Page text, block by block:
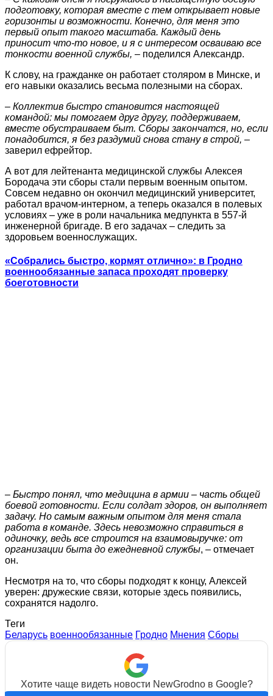
подготовку, которая вместе с тем открывает новые
горизонты и возможности. Конечно, для меня это
первый опыт такого масштаба. Каждый день
приносит что-то новое, и я с интересом осваиваю все
тонкости военной службы, – поделился Александр.
К слову, на гражданке он работает столяром в Минске, и
его навыки оказались весьма полезными на сборах.
– Коллектив быстро становится настоящей
командой: мы помогаем друг другу, поддерживаем,
вместе обустраиваем быт. Сборы закончатся, но, если
понадобится, я без раздумий снова стану в строй, –
заверил ефрейтор.
А вот для лейтенанта медицинской службы Алексея
Бородача эти сборы стали первым военным опытом.
Совсем недавно он окончил медицинский университет,
работал врачом-интерном, а теперь оказался в полевых
условиях – уже в роли начальника медпункта в 557-й
инженерной бригаде. В его задачах – следить за
здоровьем военнослужащих.
«Собрались быстро, кормят отлично»: в Гродно
военнообязанные запаса проходят проверку
боеготовности
– Быстро понял, что медицина в армии – часть общей
боевой готовности. Если солдат здоров, он выполняет
задачу. Но самым важным опытом для меня стала
работа в команде. Здесь невозможно справиться в
одиночку, ведь все строится на взаимовыручке: от
организации быта до ежедневной службы, – отмечает
он.
Несмотря на то, что сборы подходят к концу, Алексей
уверен: дружеские связи, которые здесь появились,
сохранятся надолго.
Теги
Беларусь военнообязанные Гродно Мнения Сборы
Хотите чаще видеть новости NewGrodno в Google?